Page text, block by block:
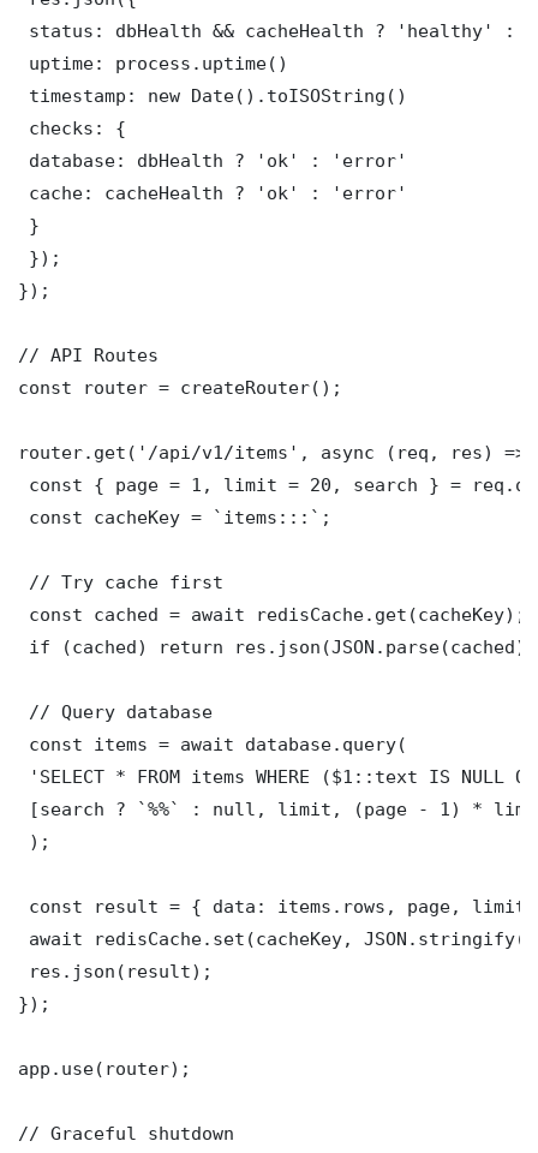
status: dbHealth && cacheHealth ? 'healthy' :
uptime: process.uptime()
timestamp: new Date().toISOString()
checks: {
database: dbHealth ? 'ok' : 'error'
cache: cacheHealth ? 'ok' : 'error'
}
});
});
// API Routes
const router = createRouter();
router.get('/api/v1/items', async (req, res) =>
const { page = 1, limit = 20, search } =
const cacheKey = `items:::`;
// Try cache first
const cached = await redisCache.get(cacheKey);
if (cached) return
// Query database
const items = await database.query(
'SELECT * FROM items WHERE ($1::text IS NULL
[search ? `%%` : null, limit, (page - 1) *
);
const result = { data: items.rows, page,
await redisCache.set(cacheKey,
res.json(result);
});
app.use(router);
// Graceful shutdown